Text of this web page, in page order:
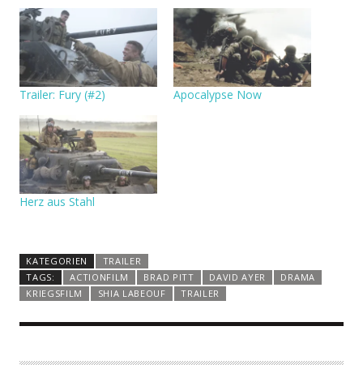
Trailer: Fury (#2) Apocalypse Now
Herz aus Stahl
KATEGORIEN
TRAILER
TAGS:
ACTIONFILM BRAD PITT DAVID AYER
DRAMA
KRIEGSFILM
SHIA LABEOUF TRAILER